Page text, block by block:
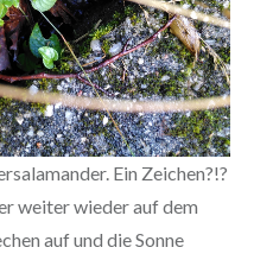
Ein Zeichen?!?
weiter wieder auf dem
auf und die Sonne